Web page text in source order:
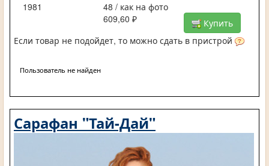
1981
48 / как на фото
609,60 ₽
Купить
Если товар не подойдет, то можно сдать в пристрой
Пользователь не найден
Сарафан "Тай-Дай"